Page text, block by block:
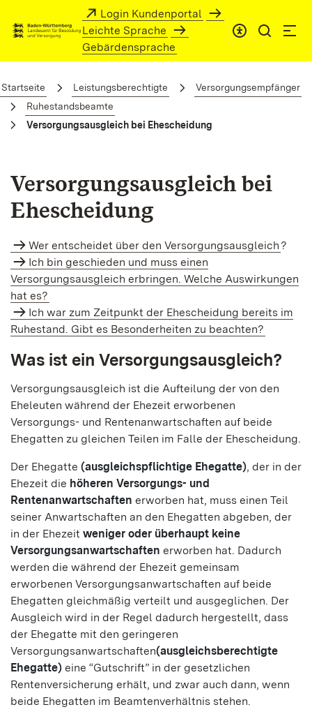
Zum Hauptinhalt springenLogin Kundenportal
Leichte Sprache
Gebärdensprache
Startseite Leistungsberechtigte
Versorgungsempfänger
Ruhestandsbeamte
Versorgungsausgleich bei Ehescheidung
Versorgungsausgleich bei
Ehescheidung
Wer entscheidet über den Versorgungsausgleich ?
Ich bin geschieden und muss einen
Versorgungsausgleich erbringen. Welche Auswirkungen
hat es?
Ich war zum Zeitpunkt der Ehescheidung bereits im
Ruhestand. Gibt es Besonderheiten zu beachten?
Was ist ein Versorgungsausgleich?
Versorgungsausgleich ist die Aufteilung der von den
Eheleuten während der Ehezeit erworbenen
Versorgungs- und Rentenanwartschaften auf beide
Ehegatten zu gleichen Teilen im Falle der Ehescheidung.
Der Ehegatte (ausgleichspflichtige Ehegatte), der in der
Ehezeit die höheren Versorgungs- und
Rentenanwartschaften erworben hat, muss einen Teil
seiner Anwartschaften an den Ehegatten abgeben, der
in der Ehezeit weniger oder überhaupt keine
Versorgungsanwartschaften erworben hat. Dadurch
werden die während der Ehezeit gemeinsam
erworbenen Versorgungsanwartschaften auf beide
Ehegatten gleichmäßig verteilt und ausgeglichen. Der
Ausgleich wird in der Regel dadurch hergestellt, dass
der Ehegatte mit den geringeren
Versorgungsanwartschaften(ausgleichsberechtigte
Ehegatte) eine “Gutschrift” in der gesetzlichen
Rentenversicherung erhält, und zwar auch dann, wenn
beide Ehegatten im Beamtenverhältnis stehen.